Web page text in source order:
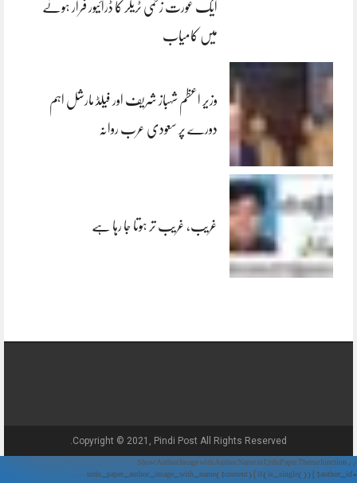
ایک عورت زخمی ٹریلر کا ڈرائیور فرار ہونے
میں کامیاب
وزیر اعظم شہباز شریف اور فیلڈ مارشل اہم
دورے پر سعودی عرب روانہ
غریب، غریب تر ہوتا جا رہا ہے
Copyright © 2021, Pindi Post All Rights Reserved.
// Show Author Image with Author Name in UrduPaper Theme function
urdu_paper_author_image_with_name($content) { if (is_single()) { $author_id =